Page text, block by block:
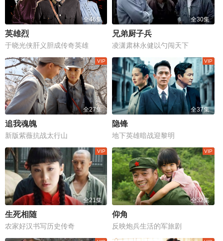
全46集
英雄烈
于晓光侠肝义胆成传奇英雄
全30集
兄弟厨子兵
凌潇肃林永健以勺闯天下
全27集
追我魂魄
新版紫薇抗战太行山
全37集
隐锋
地下英雄暗战迎黎明
全21集
生死相随
农家好汉书写历史传奇
全32集
仰角
反映炮兵生活的军旅剧